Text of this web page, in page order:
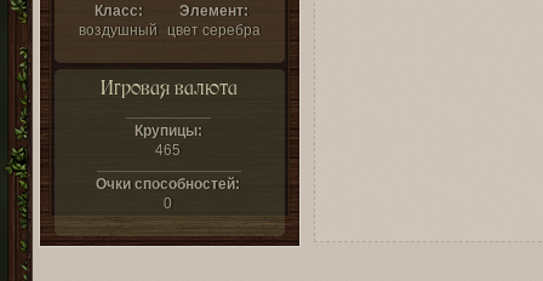
Класс:
воздушный
Элемент:
цвет серебра
Игровая валюта
Крупицы:
465
Очки способностей:
0